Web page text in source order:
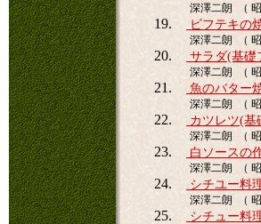
深澤二朗 （ 昭
19. ビフテキの
深澤二朗 （ 昭
20. サラダ(基礎
深澤二朗 （ 昭
21. 魚のバター
深澤二朗 （ 昭
22. カツレツ(基
深澤二朗 （ 昭
23. 白ソースの
深澤二朗 （ 昭
24. シチユー料
深澤二朗 （ 昭
25. シチュー料